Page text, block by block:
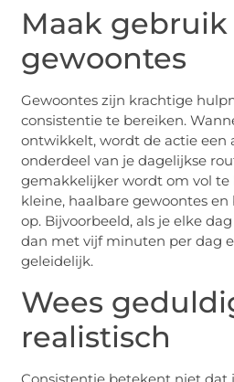
Maak gebruik
gewoontes
Gewoontes zijn krachtige
consistentie te bereiken.
ontwikkelt, wordt de actie een
onderdeel van je dagelijkse
gemakkelijker wordt om vol
kleine, haalbare gewoontes
op. Bijvoorbeeld, als je elke
dan met vijf minuten per dag
geleidelijk.
Wees
realistisch